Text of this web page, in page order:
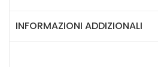
INFORMAZIONI ADDIZIONALI